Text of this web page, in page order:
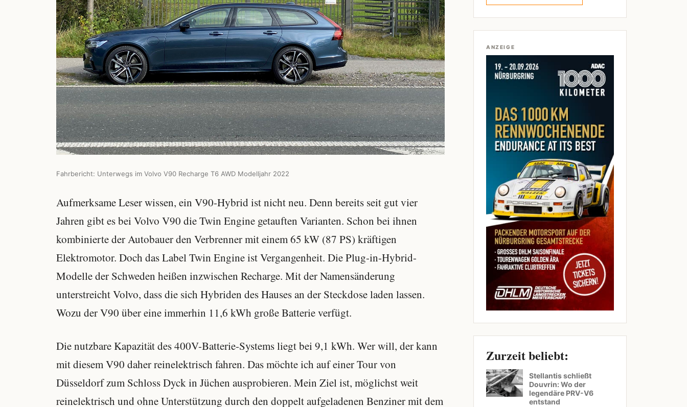
Fahrbericht: Unterwegs im Volvo V90 Recharge T6 AWD Modelljahr 2022
Aufmerksame Leser wissen, ein V90-Hybrid ist nicht neu. Denn bereits seit gut vier
Jahren gibt es bei Volvo V90 die Twin Engine getauften Varianten. Schon bei ihnen
kombinierte der Autobauer den Verbrenner mit einem 65 kW (87 PS) kräftigen
Elektromotor. Doch das Label Twin Engine ist Vergangenheit. Die Plug-in-Hybrid-
Modelle der Schweden heißen inzwischen Recharge. Mit der Namensänderung
unterstreicht Volvo, dass die sich Hybriden des Hauses an der Steckdose laden lassen.
Wozu der V90 über eine immerhin 11,6 kWh große Batterie verfügt.
Die nutzbare Kapazität des 400V-Batterie-Systems liegt bei 9,1 kWh. Wer will, der kann
mit diesem V90 daher reinelektrisch fahren. Das möchte ich auf einer Tour von
Düsseldorf zum Schloss Dyck in Jüchen ausprobieren. Mein Ziel ist, möglichst weit
reinelektrisch und ohne Unterstützung durch den doppelt aufgeladenen Benziner mit dem
ANZEIGE
Zurzeit beliebt:
Stellantis schließt
Douvrin: Wo der
legendäre PRV-V6
entstand